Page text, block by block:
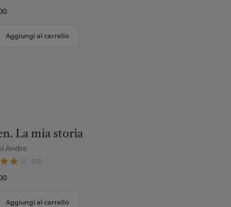
Aggiungi al carrello
La mia storia
Andre
(15)
Aggiungi al carrello